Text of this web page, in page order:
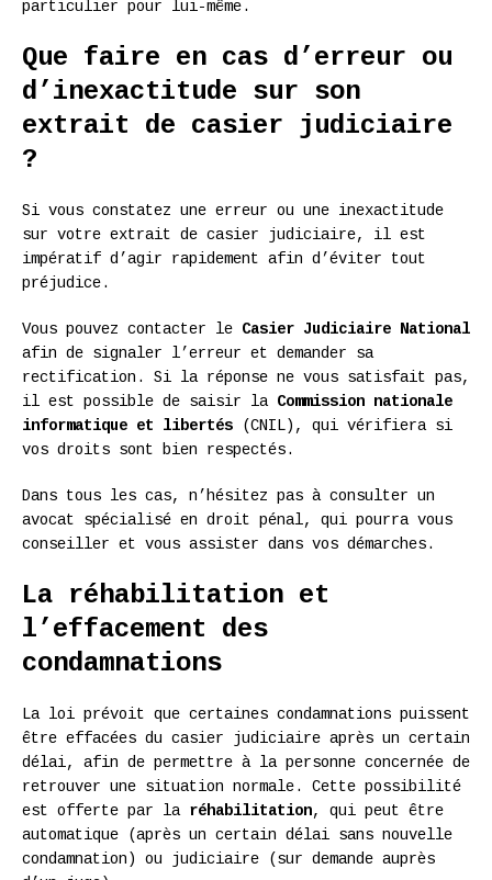
particulier pour lui-même.
Que faire en cas d’erreur ou
d’inexactitude sur son
extrait de casier judiciaire
?
Si vous constatez une erreur ou une inexactitude
sur votre extrait de casier judiciaire, il est
impératif d’agir rapidement afin d’éviter tout
préjudice.
Vous pouvez contacter le Casier Judiciaire National
afin de signaler l’erreur et demander sa
rectification. Si la réponse ne vous satisfait pas,
il est possible de saisir la Commission nationale
informatique et libertés (CNIL), qui vérifiera si
vos droits sont bien respectés.
Dans tous les cas, n’hésitez pas à consulter un
avocat spécialisé en droit pénal, qui pourra vous
conseiller et vous assister dans vos démarches.
La réhabilitation et
l’effacement des
condamnations
La loi prévoit que certaines condamnations puissent
être effacées du casier judiciaire après un certain
délai, afin de permettre à la personne concernée de
retrouver une situation normale. Cette possibilité
est offerte par la réhabilitation, qui peut être
automatique (après un certain délai sans nouvelle
condamnation) ou judiciaire (sur demande auprès